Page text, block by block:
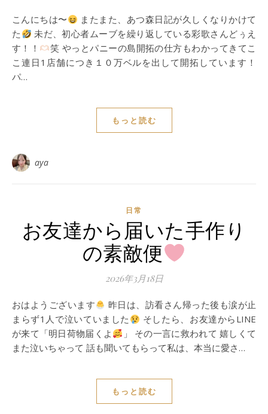
こんにちは〜
またまた、あつ森日記が久しくなりかけて
た
未だ、初心者ムーブを繰り返している彩歌さんどぅえ
す！！
笑 やっとパニーの島開拓の仕方もわかってきてこ
こ連日1店舗につき１０万ベルを出して開拓しています！
パ…
もっと読む
aya
日常
お友達から届いた手作り
の素敵便
2026年3月18日
おはようございます
昨日は、訪看さん帰った後も涙が止
まらず1人で泣いていました
そしたら、お友達からLINE
が来て「明日荷物届くよ
」 その一言に救われて 嬉しくて
また泣いちゃって 話も聞いてもらって私は、本当に愛さ…
もっと読む